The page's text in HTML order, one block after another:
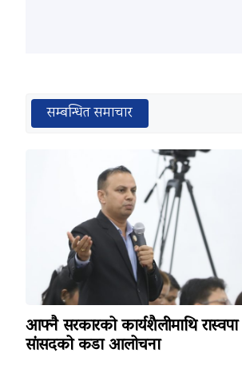
सम्बन्धित समाचार
आफ्नै सरकारको कार्यशैलीमाथि रास्वपा
सांसदको कडा आलोचना